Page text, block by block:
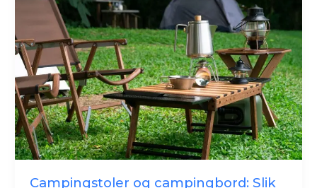
Campingstoler og campingbord: Slik
campingbord:
får
du
komfort
på
tur